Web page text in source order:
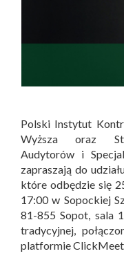
Polski Instytut
Wyższa oraz
Audytorów i
zapraszają do
które odbędzie się
17:00 w Sopockiej
81-855 Sopot, sala
tradycyjnej,
platformie